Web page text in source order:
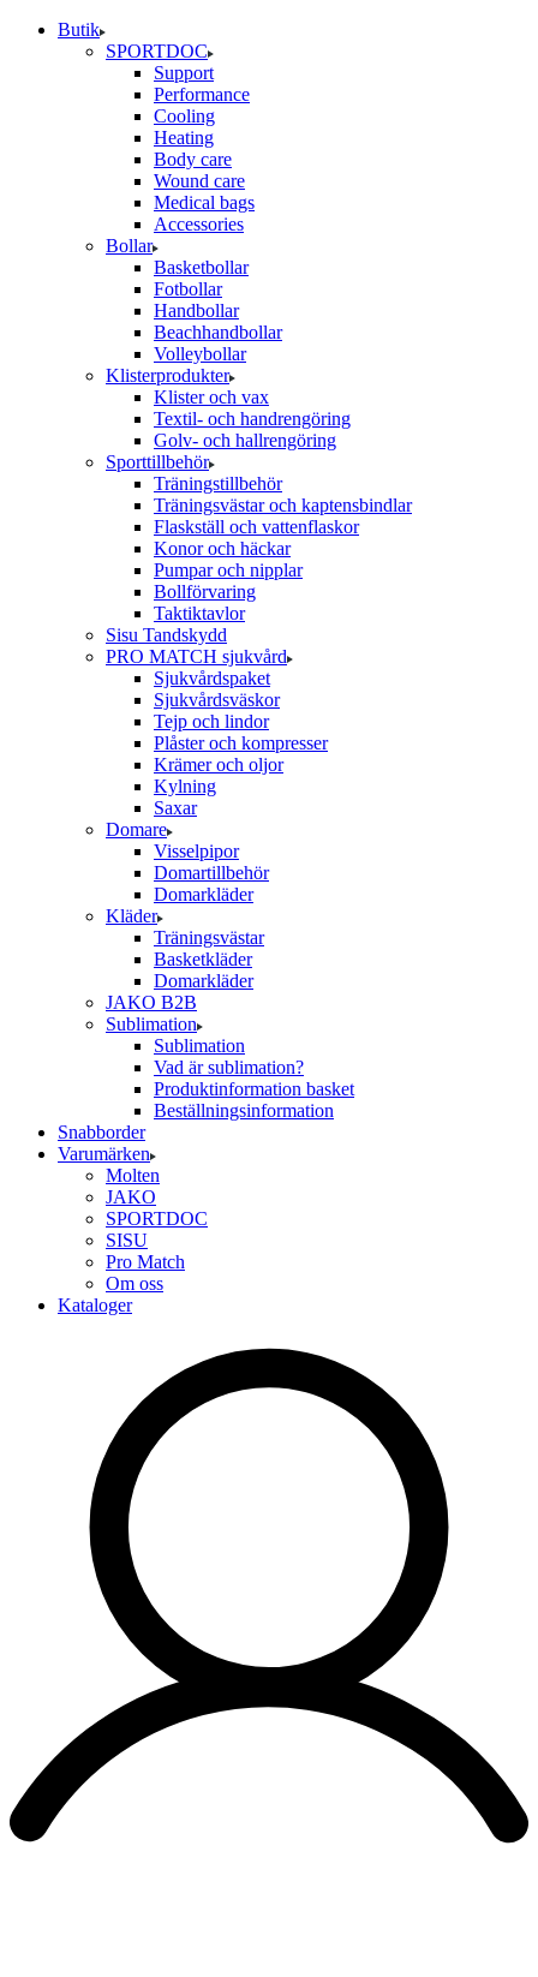
Butik
SPORTDOC
Support
Performance
Cooling
Heating
Body care
Wound care
Medical bags
Accessories
Bollar
Basketbollar
Fotbollar
Handbollar
Beachhandbollar
Volleybollar
Klisterprodukter
Klister och vax
Textil- och handrengöring
Golv- och hallrengöring
Sporttillbehör
Träningstillbehör
Träningsvästar och kaptensbindlar
Flaskställ och vattenflaskor
Konor och häckar
Pumpar och nipplar
Bollförvaring
Taktiktavlor
Sisu Tandskydd
PRO MATCH sjukvård
Sjukvårdspaket
Sjukvårdsväskor
Tejp och lindor
Plåster och kompresser
Krämer och oljor
Kylning
Saxar
Domare
Visselpipor
Domartillbehör
Domarkläder
Kläder
Träningsvästar
Basketkläder
Domarkläder
JAKO B2B
Sublimation
Sublimation
Vad är sublimation?
Produktinformation basket
Beställningsinformation
Snabborder
Varumärken
Molten
JAKO
SPORTDOC
SISU
Pro Match
Om oss
Kataloger